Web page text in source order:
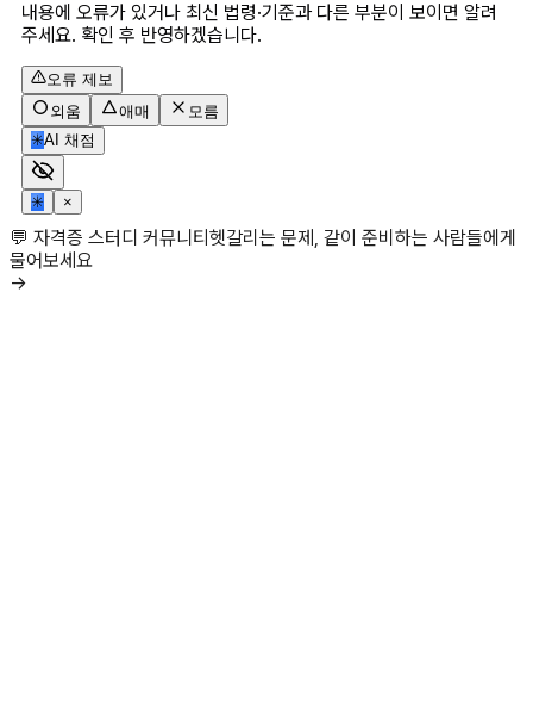
내용에 오류가 있거나 최신 법령·기준과 다른 부분이 보이면 알려
주세요. 확인 후 반영하겠습니다.
오류 제보
외움
애매
모름
✳AI 채점
✳ ×
💬 자격증 스터디 커뮤니티헷갈리는 문제, 같이 준비하는 사람들에게
물어보세요
→